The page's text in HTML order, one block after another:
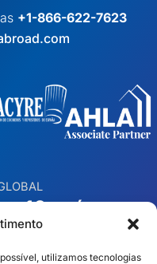
utilizamos tecnologias
+1-866-622-7623
10 países
Irlanda